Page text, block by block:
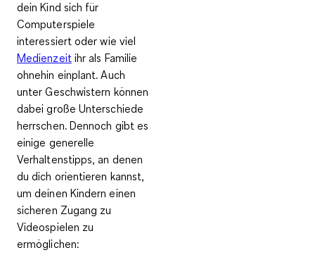
dein Kind sich für
Computerspiele
interessiert oderwie viel
Medienzeitihr als Familie
ohnehin einplant. Auch
unter Geschwistern können
dabei große Unterschiede
herrschen. Dennoch gibt es
einige generelle
Verhaltenstipps, an denen
du dich orientieren kannst,
um deinen Kindern einen
sicheren Zugang zu
Videospielen zu
ermöglichen: